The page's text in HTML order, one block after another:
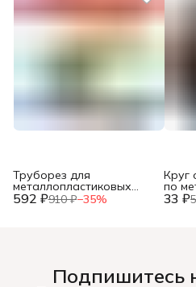
592 ₽910 ₽−35%
Труборез для
металлопластиковых
труб, до 42мм, (шт.) 33 ₽
Круг
по
125 х
Подпишитесь